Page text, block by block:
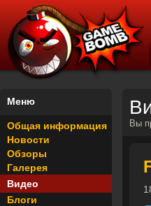
Меню
Общая информация
Новости
Обзоры
Галерея
Видео
Блоги
Вы